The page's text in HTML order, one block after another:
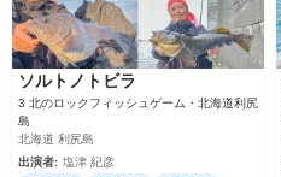
ソルトノトビラ
3 北のロックフィッシュゲーム・北海道利尻
島
北海道 利尻島
出演者: 塩津 紀彦